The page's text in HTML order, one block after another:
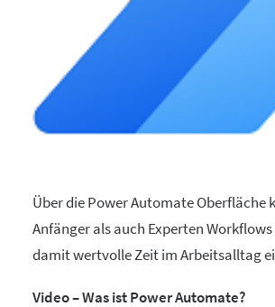
Über die Power Automate Oberfläche
Anfänger als auch Experten
damit wertvolle Zeit im Arbeitsalltag
Video – Was ist Power Automate?